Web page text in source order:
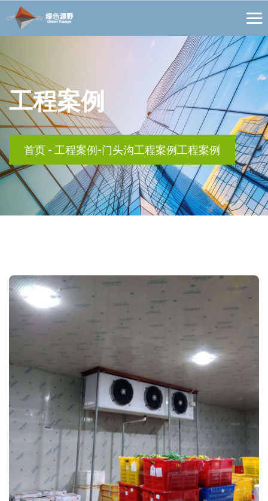
工程案例
首页 - 工程案例-门头沟工程案例工程案例